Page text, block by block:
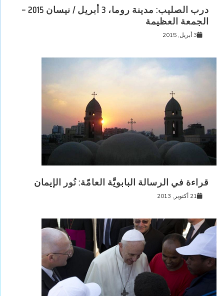
درب الصليب: مدينة روما، 3 أبريل / نيسان 2015 –
الجمعة العظيمة
3 أبريل, 2015
قراءة في الرسالة البابويَّة العامّة: نُور الإيمان
21 أكتوبر, 2013